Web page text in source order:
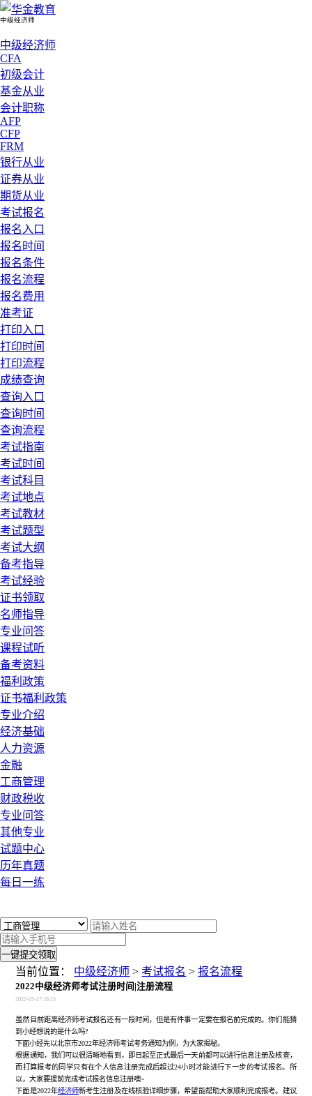
中级经济师
中级经济师
CFA
初级会计
基金从业
会计职称
AFP
CFP
FRM
银行从业
证券从业
期货从业
考试报名
报名入口
报名时间
报名条件
报名流程
报名费用
准考证
打印入口
打印时间
打印流程
成绩查询
查询入口
查询时间
查询流程
考试指南
考试时间
考试科目
考试地点
考试教材
考试题型
考试大纲
备考指导
考试经验
证书领取
名师指导
专业问答
课程试听
备考资料
福利政策
证书福利政策
专业介绍
经济基础
人力资源
金融
工商管理
财政税收
专业问答
其他专业
试题中心
历年真题
每日一练
一键提交领取
当前位置： 中级经济师 >考试报名 >报名流程
2022中级经济师考试注册时间|注册流程
2022-05-17 16:15
虽然目前距离经济师考试报名还有一段时间，但是有件事一定要在报名前完成的。你们能猜
到小经想说的是什么吗?
下面小经先以北京市2022年经济师考试考务通知为例，为大家揭秘。
根据通知，我们可以很清晰地看到，即日起至正式最后一天前都可以进行信息注册及核查，
而打算报考的同学只有在个人信息注册完成后超过24小时才能进行下一步的考试报名。所
以，大家要提前完成考试报名信息注册噢~
下面是2022年经济师新考生注册及在线核验详细步骤，希望能帮助大家顺利完成报考。建议